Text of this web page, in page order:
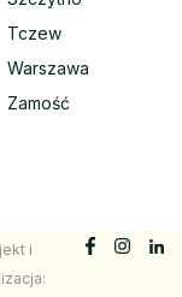
Tczew
Warszawa
Zamość
i